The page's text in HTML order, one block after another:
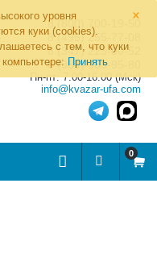
×
уровня
куки (cookies).
с тем, что куки
Принять
8 (800) 700-19-50
8 (495) 255-77-08
8 (347) 225-00-52
8 (986) 963-95-80
Пн-пт: 7.00-16.00 (Мск)
info@kvazar-ufa.com
0